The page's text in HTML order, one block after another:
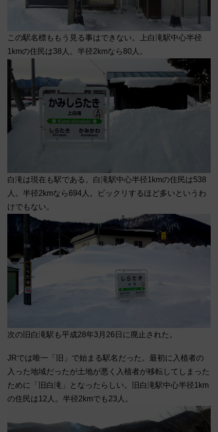
この駅名標ももう見る事はできない。上白滝駅中心半径
1kmの住民は38人。半径2kmなら80人。
白滝は現在も駅である。白滝駅中心半径1kmの住民は538
人。半径2kmなら694人。ビックリするほど多いというわ
けでもない。
次の旧白滝駅も平成28年3月26日に廃止された。
JRでは唯一「旧」で始まる駅名だった。最初に入植者の
入った地域だったが土地が悪く入植者が移転してしまった
ために「旧白滝」となったらしい。旧白滝駅中心半径1km
の住民は12人。半径2kmでも23人。